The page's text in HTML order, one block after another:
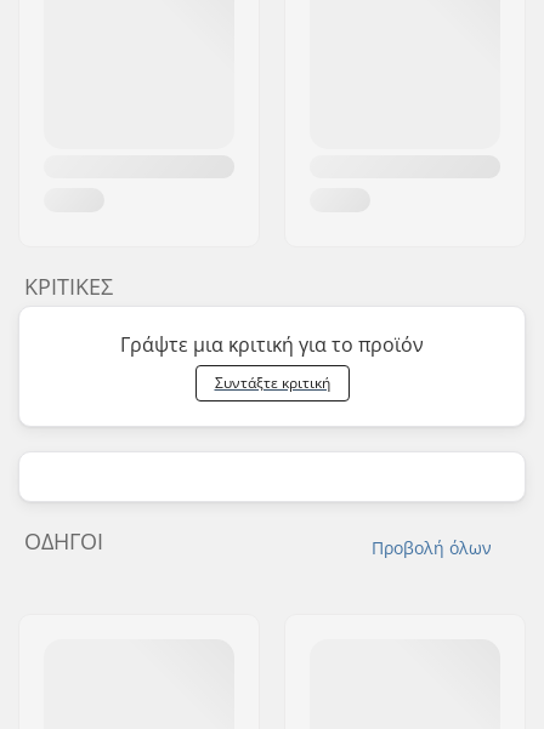
ΚΡΙΤΙΚΈΣ
Γράψτε μια κριτική για το προϊόν
Συντάξτε κριτική
Προβολή όλων
ΟΔΗΓΟΊ